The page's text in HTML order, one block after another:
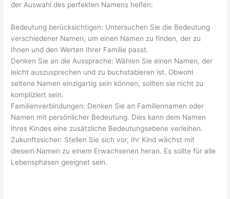
der Auswahl des perfekten Namens helfen:
Bedeutung berücksichtigen: Untersuchen Sie die Bedeutung
verschiedener Namen, um einen Namen zu finden, der zu
Ihnen und den Werten Ihrer Familie passt.
Denken Sie an die Aussprache: Wählen Sie einen Namen, der
leicht auszusprechen und zu buchstabieren ist. Obwohl
seltene Namen einzigartig sein können, sollten sie nicht zu
kompliziert sein.
Familienverbindungen: Denken Sie an Familiennamen oder
Namen mit persönlicher Bedeutung. Dies kann dem Namen
Ihres Kindes eine zusätzliche Bedeutungsebene verleihen.
Zukunftssicher: Stellen Sie sich vor, Ihr Kind wächst mit
diesem Namen zu einem Erwachsenen heran. Es sollte für alle
Lebensphasen geeignet sein.